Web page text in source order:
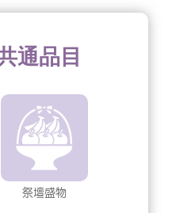
通品目
祭壇盛物